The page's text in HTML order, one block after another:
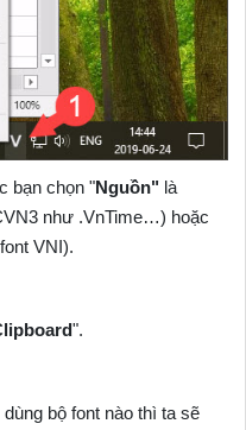
bạn chọn "Nguồn" là
như .VnTime…) hoặc
VNI).
".
bộ font nào thì ta sẽ